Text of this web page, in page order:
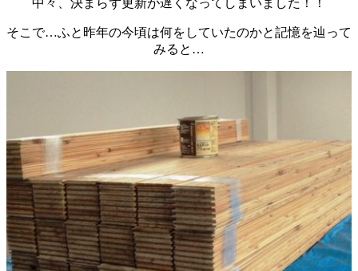
中々、決まらず更新が遅くなってしまいました！！
そこで…ふと昨年の今頃は何をしていたのかと記憶を辿って
みると…